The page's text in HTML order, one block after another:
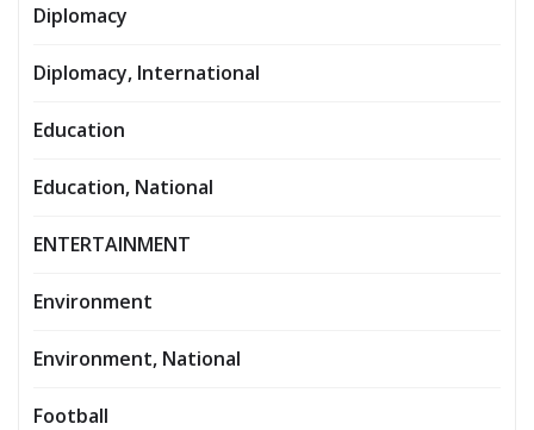
Diplomacy
Diplomacy, International
Education
Education, National
ENTERTAINMENT
Environment
Environment, National
Football